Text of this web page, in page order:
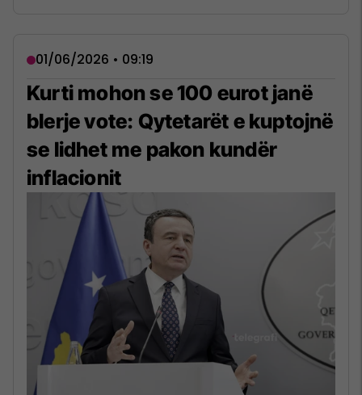
01/06/2026 • 09:19
Kurti mohon se 100 eurot janë
blerje vote: Qytetarët e kuptojnë
se lidhet me pakon kundër
inflacionit